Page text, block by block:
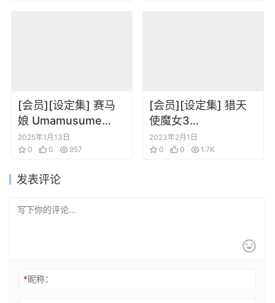
[会员][设定集] 赛马
娘 Umamusume
Pretty Derby
Artworks Vol.02
2025年1月13日
0
0 957
[会员][设定集] 猎天
使魔女3
BAYONETTA 3
OFFICIAL ART
2023年2月1日
0
0 1.7K
发表评论
*昵称：